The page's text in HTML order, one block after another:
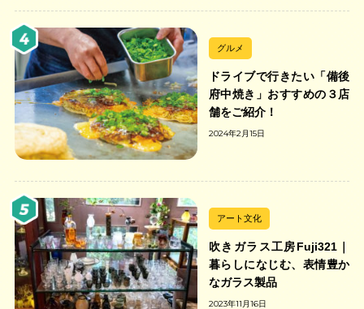
グルメ
ドライブで行きたい「備後
府中焼き」おすすめの３店
舗をご紹介！
2024年2月15日
アート文化
吹きガラス工房Fuji321｜
暮らしになじむ、表情豊か
なガラス製品
2023年11月16日